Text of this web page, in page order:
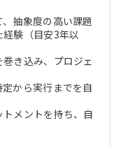
抽象度の高い課題
験（目安3年以
き込み、プロジェ
から実行までを自
メントを持ち、自